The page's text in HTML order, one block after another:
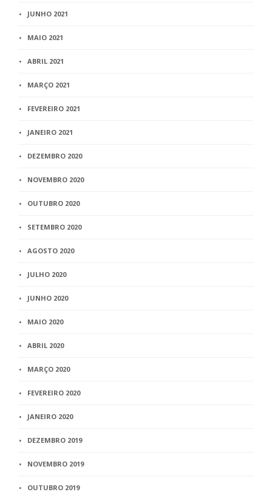
JUNHO 2021
MAIO 2021
ABRIL 2021
MARÇO 2021
FEVEREIRO 2021
JANEIRO 2021
DEZEMBRO 2020
NOVEMBRO 2020
OUTUBRO 2020
SETEMBRO 2020
AGOSTO 2020
JULHO 2020
JUNHO 2020
MAIO 2020
ABRIL 2020
MARÇO 2020
FEVEREIRO 2020
JANEIRO 2020
DEZEMBRO 2019
NOVEMBRO 2019
OUTUBRO 2019